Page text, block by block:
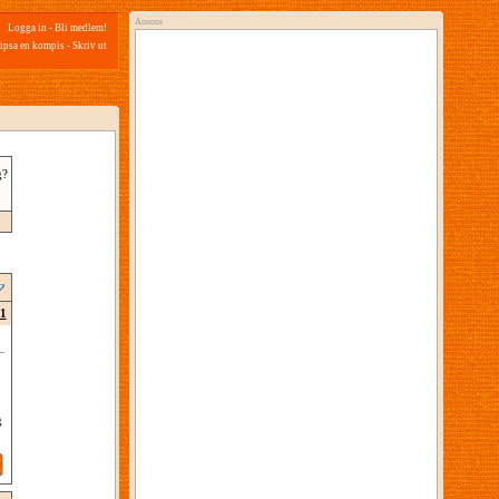
Logga in - Bli medlem!
en kompis - Skriv ut
1
Annons